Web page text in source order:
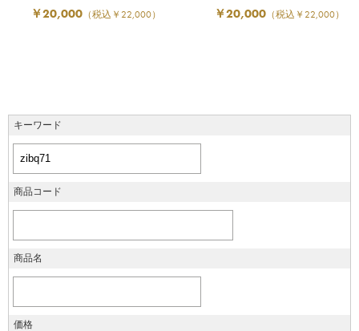
￥20,000 （税込￥22,000） ￥20,000 （税込￥22,000）
キーワード
商品コード
商品名
価格